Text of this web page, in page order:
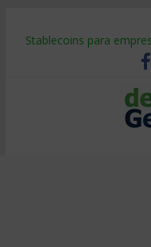
Stablecoins para
Despido silencioso:
IA en selección de
Trabajo forzoso en la
Mercado hispano de